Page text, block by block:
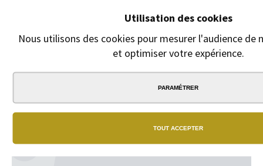
Utilisation des cookies
Nous utilisons des cookies pour mesurer l'audience
et optimiser votre expérience.
PARAMÉTRER
TOUT ACCEPTER
"GRAVURE +
15 euros".
9,00 €